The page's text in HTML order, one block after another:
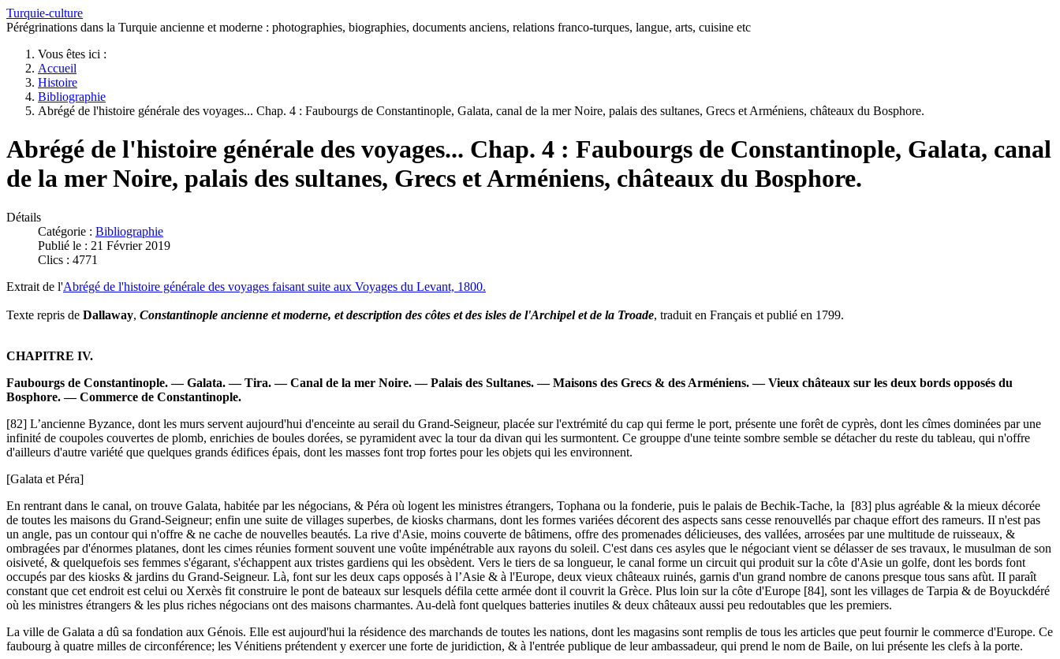
Turquie-culture
Pérégrinations dans la Turquie ancienne et moderne : photographies, biographies, documents anciens, relations franco-turques, langue, arts, cuisine etc
Vous êtes ici :
Accueil
Histoire
Bibliographie
Abrégé de l'histoire générale des voyages... Chap. 4 : Faubourgs de Constantinople, Galata, canal de la mer Noire, palais des sultanes, Grecs et Arméniens, châteaux du Bosphore.
Abrégé de l'histoire générale des voyages... Chap. 4 : Faubourgs de Constantinople, Galata, canal
de la mer Noire, palais des sultanes, Grecs et Arméniens, châteaux du Bosphore.
Détails
Catégorie : Bibliographie
Publié le : 21 Février 2019
Clics : 4771
Extrait de l'Abrégé de l'histoire générale des voyages faisant suite aux Voyages du Levant, 1800.
Texte repris de Dallaway, Constantinople ancienne et moderne, et description des côtes et des isles de l'Archipel et de la Troade, traduit en Français et publié en 1799.
CHAPITRE IV.
Faubourgs de Constantinople. — Galata. — Tira. — Canal de la mer Noire. — Palais des Sultanes. — Maisons des Grecs & des Arméniens. — Vieux châteaux sur les deux bords opposés du
Bosphore. — Commerce de Constantinople.
[82] L’ancienne Byzance, dont les murs servent aujourd'hui d'enceinte au serail du Grand-Seigneur, placée sur l'extrémité du cap qui ferme le port, présente une forêt de cyprès, dont les cîmes dominées par une
infinité de coupoles couvertes de plomb, enrichies de boules dorées, se pyramident avec la tour da divan qui les surmontent. Ce grouppe d'une teinte sombre semble se détacher du reste du tableau, qui n'offre
d'ailleurs d'autre variété que quelques grands édifices épais, dont les masses font trop fortes pour les objets qui les environnent.
[Galata et Péra]
En rentrant dans le canal, on trouve Galata, habitée par les négocians, & Péra où logent les ministres étrangers, Tophana ou la fonderie, puis le palais de Bechik-Tache, la [83] plus agréable & la mieux décorée
de toutes les maisons du Grand-Seigneur; enfin une suite de villages superbes, de kiosks charmans, dont les formes variées décorent des aspects sans cesse renouvellés par chaque effort des rameurs. II n'est pas
un angle, pas un contour qui n'offre & ne cache de nouvelles beautés. La rive d'Asie, moins couverte de bâtimens, offre des promenades délicieuses, des vallées, arrosées par une multitude de ruisseaux, &
ombragées par d'énormes platanes, dont les cimes réunies forment souvent une voûte impénétrable aux rayons du soleil. C'est dans ces asyles que le négociant vient se délasser de ses travaux, le musulman de son
oisiveté, & quelquefois ses femmes s'égarant, s'échappent aux tristes gardiens qui les obsèdent. Vers le tiers de sa longueur, le canal forme un circuit qui produit sur la côte d'Asie un golfe, dont les bords font
occupés par des kiosks & jardins du Grand-Seigneur. Là, font sur les deux caps opposés à l’Asie & à l'Europe, deux vieux châteaux ruinés, garnis d'un grand nombre de canons presque tous sans afùt. II paraît
constant que cet endroit est celui ou Xerxès fit construire le pont de bateaux sur lesquels défila cette armée dont il couvrit la Grèce. Plus loin sur la côte d'Europe [84], sont les villages de Tarpia & de Boyuckdéré
où les ministres étrangers & les plus riches négocians ont des maisons charmantes. Au-delà font quelques batteries inutiles & deux châteaux aussi peu redoutables que les premiers.
La ville de Galata a dû sa fondation aux Génois. Elle est aujourd'hui la résidence des marchands de toutes les nations, dont les magasins sont remplis de tous les articles que peut fournir le commerce d'Europe. Ce
faubourg à quatre milles de circonférence; les Vénitiens prétendent y exercer une forte de juridiction, & à l'entrée publique de leur ambassadeur, qui prend le nom de Baile, on lui présente les clefs à la porte.